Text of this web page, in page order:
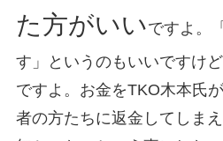
た方がいいですよ。
す」というのもいいですけ
ですよ。お金をTKO木本氏
者の方たちに返金してしま